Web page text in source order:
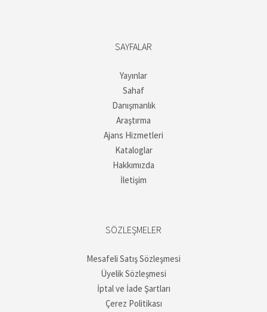
SAYFALAR
Yayınlar
Sahaf
Danışmanlık
Araştırma
Ajans Hizmetleri
Kataloglar
Hakkımızda
İletişim
SÖZLEŞMELER
Mesafeli Satış Sözleşmesi
Üyelik Sözleşmesi
İptal ve İade Şartları
Çerez Politikası